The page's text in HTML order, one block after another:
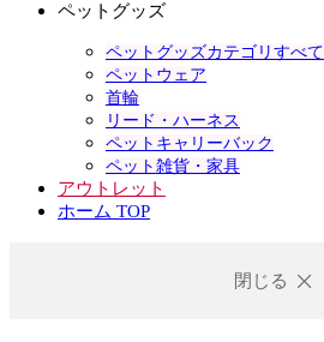
ペットグッズ
ペットグッズカテゴリすべて
ペットウェア
首輪
リード・ハーネス
ペットキャリーバック
ペット雑貨・家具
アウトレット
ホーム TOP
閉じる